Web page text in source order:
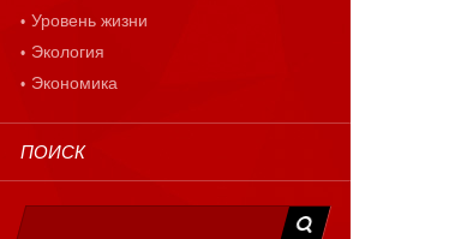
Уровень жизни
Экология
Экономика
ПОИСК